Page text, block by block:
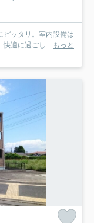
ッタリ。室内設備は
快適に過ごし... もっと